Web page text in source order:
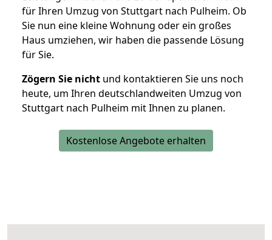
für Ihren Umzug von Stuttgart nach Pulheim. Ob
Sie nun eine kleine Wohnung oder ein großes
Haus umziehen, wir haben die passende Lösung
für Sie.
Zögern Sie nicht und kontaktieren Sie uns noch
heute, um Ihren deutschlandweiten Umzug von
Stuttgart nach Pulheim mit Ihnen zu planen.
Kostenlose Angebote erhalten